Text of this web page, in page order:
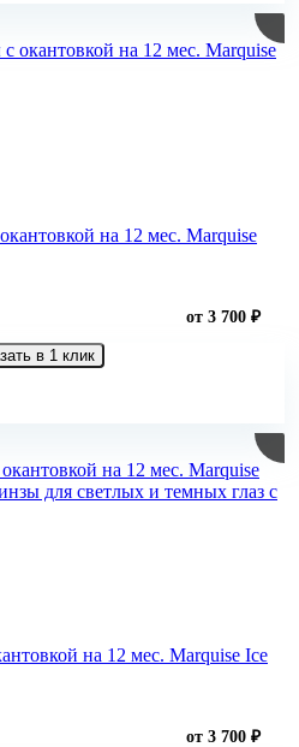
на 12 мес. Marquise
от 3 700 ₽
в 1 клик
на 12 мес. Marquise Ice
от 3 700 ₽